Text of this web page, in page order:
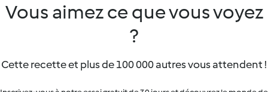
Vous aimez ce que vous voyez
?
Cette recette et plus de 100 000 autres vous attendent !